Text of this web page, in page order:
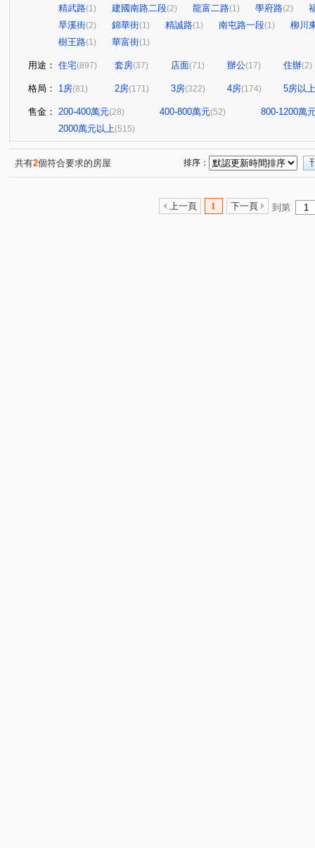
精武路(1) 建國南路二段(2) 龍富二路(1) 學府路(2)
旱溪街(2) 錦華街(1) 精誠路(1) 南屯路一段(1)
柳川
樹王路(1) 華富街(1)
用途： 住宅(897) 套房(37) 店面(71) 辦公(17) 住辦(2)
格局： 1房(81) 2房(171) 3房(322) 4房(174) 5房以上
售金： 200-400萬元(28) 400-800萬元(52)
800-1200萬
2000萬元以上(515)
共有2個符合要求的房屋 排序：
上一頁 1 下一頁 到第